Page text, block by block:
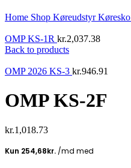
Home Shop KøreudstyrKøresko
OMP KS-1R kr.2,037.38
Back to products
OMP 2026 KS-3 kr.946.91
OMP KS-2F
kr.1,018.73